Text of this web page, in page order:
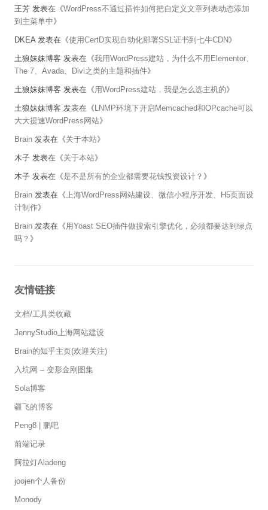
王芳 发表在《WordPress不通过插件如何把自定义文章列表动态添加
到主菜单中》
DKEA 发表在《使用CertD实现自动化部署SSL证书到七牛CDN 》
土狼妹妹博客 发表在《我用WordPress建站，为什么不用Elementor、
The 7、Avada、Divi之类的主题和插件》
土狼妹妹博客 发表在《用WordPress建站，我是怎么选主机的》
土狼妹妹博客 发表在《 LNMP环境下开启Memcached和OPcache可以
大大提速WordPress网站》
Brain 发表在《关于本站》
木子 发表在《关于本站》
木子 发表在《是不是所有的企业都需要花钱投资设计？ 》
Brain 发表在《 上海WordPress网站建设、微信小程序开发、H5页面设
计制作》
Brain 发表在《用Yoast SEO插件做搜索引擎优化，必须都要达到绿点
吗？ 》
友情链接
文档/工具类收藏
JennyStudio上海网站建设
Brain的知乎主页(欢迎关注)
入坑网 – 变形金刚图集
Sola博客
疆飞的博客
Peng8 | 鹏吧
前端记录
阿拉灯Aladeng
joojen个人备份
Monody